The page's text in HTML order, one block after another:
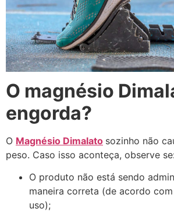
O magnésio
engorda?
O Magnésio Dimalato sozinho não
peso. Caso isso aconteça, observe se:
O produto não está sendo
maneira correta (de acordo
uso);